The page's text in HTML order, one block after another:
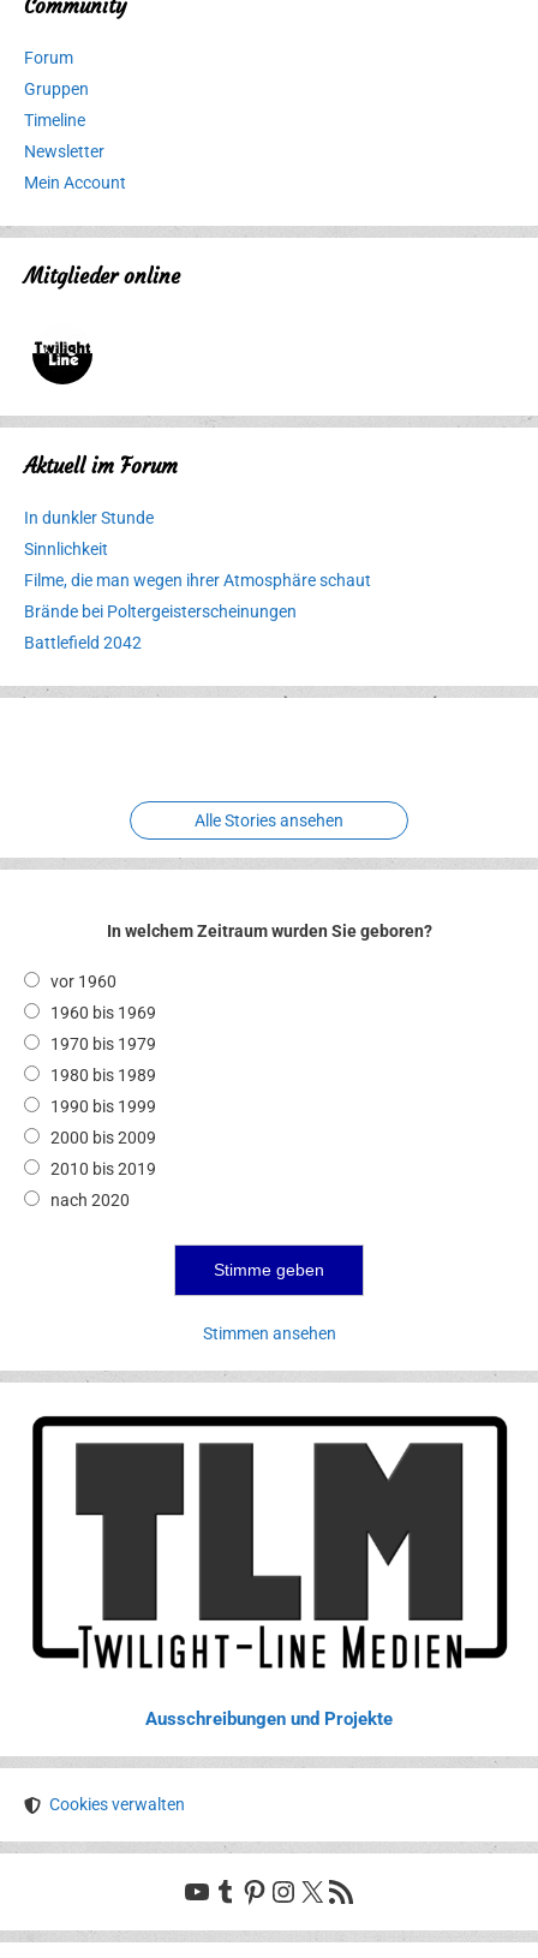
Community
Forum
Gruppen
Timeline
Newsletter
Mein Account
Mitglieder online
Aktuell im Forum
In dunkler Stunde
Sinnlichkeit
Filme, die man wegen ihrer Atmosphäre schaut
Brände bei Poltergeisterscheinungen
Battlefield 2042
Erlebnispark
Verbotene
Alle Stories ansehen
In welchem Zeitraum wurden Sie geboren?
vor 1960
1960 bis 1969
1970 bis 1979
1980 bis 1989
1990 bis 1999
2000 bis 2009
2010 bis 2019
nach 2020
Stimmen ansehen
Ausschreibungen und Projekte
Cookies verwalten
YouTube
Tumblr
Pinterest
Instagram
X RSS-Feed